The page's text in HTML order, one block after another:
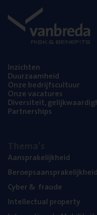
Inzich­ten
Duur­zaam­heid
Onze bedrijfs­cul­tuur
Onze vaca­tu­res
Diver­si­teit,
Part­ner­ships
Aan­spra­ke­lijk­heid
Beroeps­aan­spra­ke­lijk­heid
Cyber& fraude
Intel­lec­tu­al property